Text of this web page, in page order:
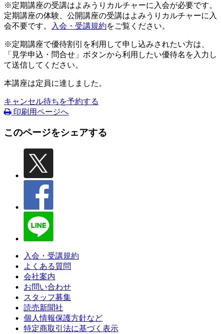
※定期講座の受講はよみうりカルチャーに入会が必要です。
定期講座の体験、公開講座の受講はよみうりカルチャーに入
会不要です。
入会・受講規約をご覧ください。
※定期講座で優待割引を利用して申し込みされたい方は、
「見学申込・問合せ」ボタンから利用したい優待名を入力し
て送信してください。
本講座は定員に達しました。
キャンセル待ちを予約する
印刷用ページへ
このページをシェアする
入会・受講規約
よくある質問
会社案内
お問い合わせ
スタッフ募集
読売新聞社
個人情報保護方針など
特定商取引法に基づく表示